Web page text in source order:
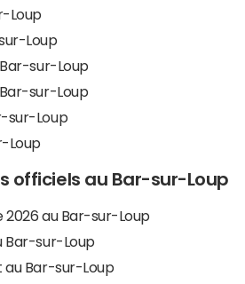
Loup
Loup
sur-Loup
sur-Loup
sur-Loup
Loup
officiels au Bar-sur-Loup
2026 au Bar-sur-Loup
Bar-sur-Loup
au Bar-sur-Loup